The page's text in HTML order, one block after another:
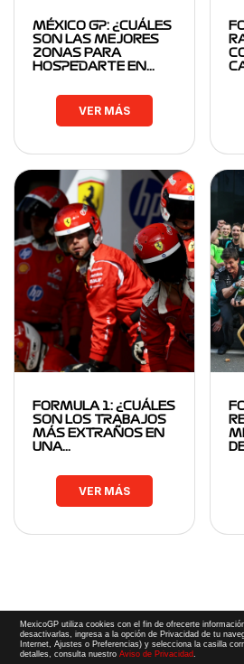
MÉXICO GP: ¿CUÁLES
SON LAS MEJORES
ZONAS PARA
HOSPEDARTE EN…
VER MÁS
FORMULA 1: ¿CUÁLES
SON LOS TRABAJOS
MÁS EXTRAÑOS EN
UNA…
VER MÁS
MexicoGP utiliza cookies con el fin de ofrecerte
desactivarlas, ingresa a la opción de Privacidad de tu
Internet, Ajustes o Preferencias) y selecciona la casilla
detalles, consulta nuestroAviso de Privacidad.